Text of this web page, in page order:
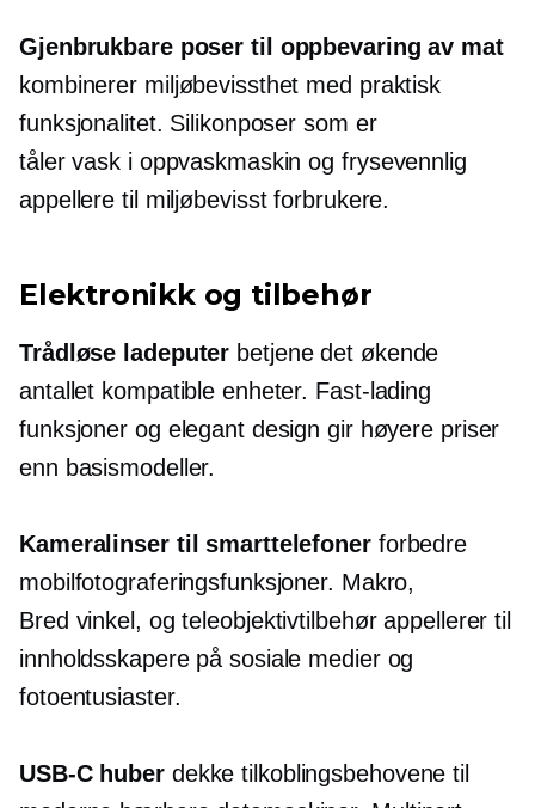
Gjenbrukbare poser til oppbevaring av mat
kombinerer miljøbevissthet med praktisk
funksjonalitet. Silikonposer som er
tåler vask i oppvaskmaskin ogfrysevennlig
appellere til miljøbevisstforbrukere.
Elektronikk og tilbehør
Trådløse ladeputer betjene det økende
antallet kompatible enheter. Fast-lading
funksjoner og elegant design gir høyere priser
enn basismodeller.
Kameralinser til smarttelefonerforbedre
mobilfotograferingsfunksjoner. Makro,
Bred vinkel, og teleobjektivtilbehør appellerer til
innholdsskapere på sosiale medier og
fotoentusiaster.
USB-Chuberdekke tilkoblingsbehovene til